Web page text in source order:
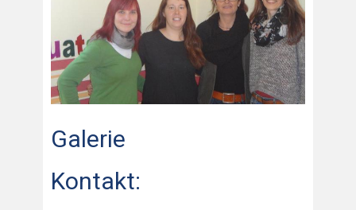
Galerie
Kontakt: